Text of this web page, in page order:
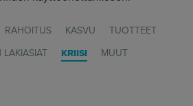
RAHOITUS KASVU
TUOTTEET
LAKIASIAT
KRIISI MUUT